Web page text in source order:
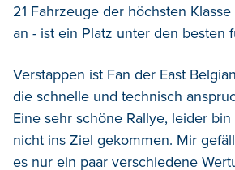
21 Fahrzeuge der höchsten
an - ist ein Platz unter den besten
Verstappen ist Fan der East
die schnelle und technisch
Eine sehr schöne Rallye, leider
nicht ins Ziel gekommen. Mir
es nur ein paar verschiedene